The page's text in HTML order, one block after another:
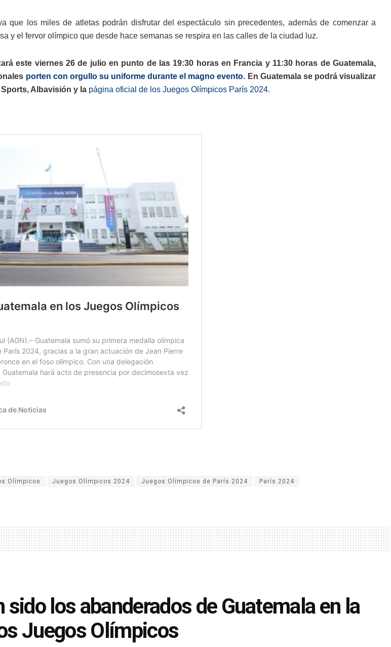
que los miles de atletas podrán disfrutar del espectáculo sin precedentes, además de comenzar a
y el fervor olímpico que desde hace semanas se respira en las calles de la ciudad luz.
este viernes 26 de julio en punto de las 19:30 horas en Francia y 11:30 horas de Guatemala,
porten con orgullo su uniforme durante el magno evento. En Guatemala se podrá visualizar
Albavisión y la página oficial de los Juegos Olímpicos París 2024.
Olímpicos Juegos Olímpicos 2024 Juegos Olímpicos de París 2024 París 2024
sido los abanderados de Guatemala en la
Juegos Olímpicos